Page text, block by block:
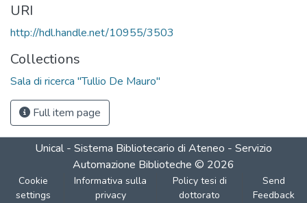
URI
http://hdl.handle.net/10955/3503
Collections
Sala di ricerca "Tullio De Mauro"
Full item page
Unical - Sistema Bibliotecario di Ateneo - Servizio
Automazione Biblioteche © 2026
Cookie
settings
Informativa sulla
privacy
Policy tesi di
dottorato
Send
Feedback